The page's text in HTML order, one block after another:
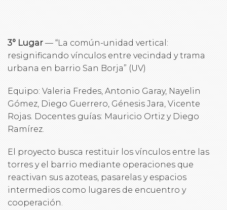
3° Lugar — “La común-unidad vertical:
resignificando vínculos entre vecindad y trama
urbana en barrio San Borja” (UV)
Equipo: Valeria Fredes, Antonio Garay, Nayelin
Gómez, Diego Guerrero, Génesis Jara, Vicente
Rojas. Docentes guías: Mauricio Ortiz y Diego
Ramírez.
El proyecto busca restituir los vínculos entre las
torres y el barrio mediante operaciones que
reactivan sus azoteas, pasarelas y espacios
intermedios como lugares de encuentro y
cooperación.